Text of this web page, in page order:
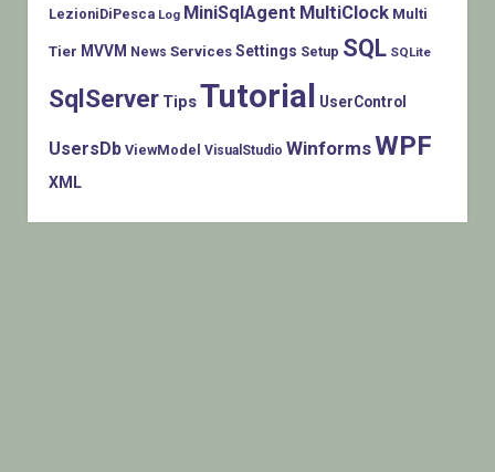
LezioniDiPesca Log MiniSqlAgent MultiClock Multi
Tier MVVM News Services Settings Setup SQL SQLite
SqlServer TipsTutorial UserControl
UsersDb ViewModel VisualStudio WinformsWPF
XML